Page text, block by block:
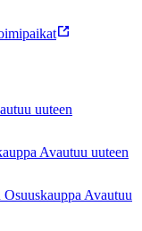
uuteen
Avautuu uuteen
Avautuu